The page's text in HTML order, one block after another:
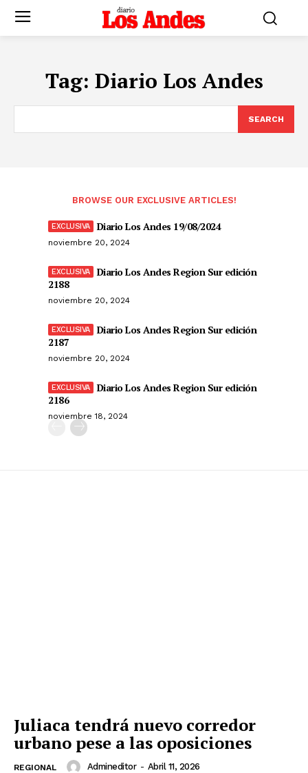
Tag: Diario Los Andes
SEARCH
BROWSE OUR EXCLUSIVE ARTICLES!
Diario Los Andes 19/08/2024
noviembre 20, 2024
Diario Los Andes Region Sur edición
2188
noviembre 20, 2024
Diario Los Andes Region Sur edición
2187
noviembre 20, 2024
Diario Los Andes Region Sur edición
2186
noviembre 18, 2024
Juliaca tendrá nuevo corredor
urbano pese a las oposiciones
REGIONAL Admineditor - Abril 11, 2026